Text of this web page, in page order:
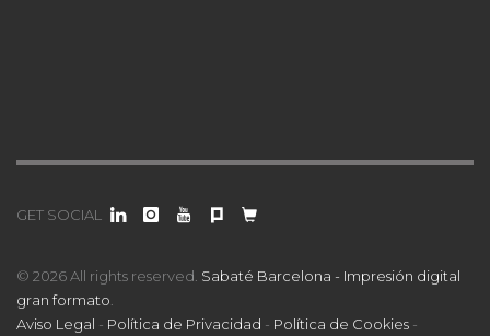
GET SOCIAL
© 2026 All rights reserved. Sabaté Barcelona - Impresión digital
gran formato.
Aviso Legal - Política de Privacidad - Política de Cookies -